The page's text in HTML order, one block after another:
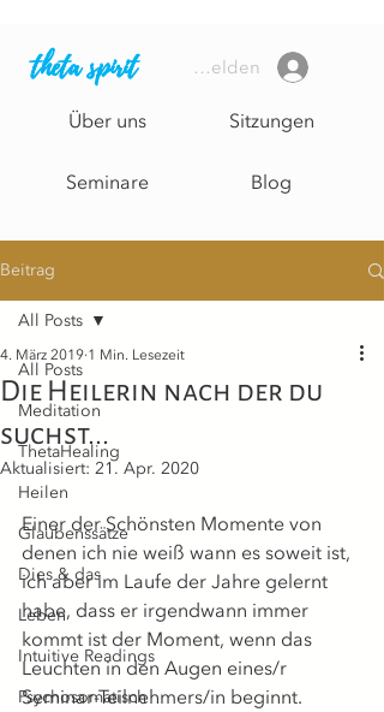
theta spirit
Über uns
Seminare
Sitzungen
Blog
Anmelden
Beitrag
All Posts
Meditation
ThetaHealing
Heilen
Glaubenssätze
Dies & das
Leben
Intuitive Readings
Psychosomatisch
All Posts
Die Heilerin nach der du
suchst...
4. März 2019 1 Min. Lesezeit
Aktualisiert: 21. Apr. 2020
Einer der Schönsten Momente von
denen ich nie weiß wann es soweit ist,
ich aber im Laufe der Jahre gelernt
habe, dass er irgendwann immer
kommt ist der Moment, wenn das
Leuchten in den Augen eines/r
Seminar-Teilnehmers/in beginnt.